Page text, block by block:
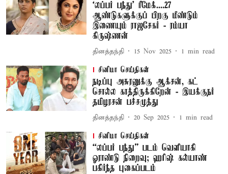
‘லப்பர் பந்து’ ரீமேக்....27
ஆண்டுகளுக்குப் பிறகு மீண்டும்
இணையும் ராஜசேகர் - ரம்யா
கிருஷ்ணன்
தினத்தந்தி 15 Nov 2025 1 min read
சினிமா செய்திகள்
நடிப்பு அசுரனுக்கு ஆக்சன், கட்
சொல்ல காத்திருக்கிறேன் - இயக்குநர்
தமிழரசன் பச்சமுத்து
தினத்தந்தி 20 Sep 2025 1 min read
சினிமா செய்திகள்
“லப்பர் பந்து” படம் வெளியாகி
ஓராண்டு நிறைவு; ஹரிஷ் கல்யாண்
பகிர்ந்த புகைப்படம்